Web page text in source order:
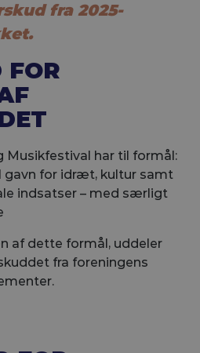
fra 2025-
FOR
Musikfestival har til formål:
for idræt, kultur samt
indsatser – med særligt
af dette formål, uddeler
fra foreningens